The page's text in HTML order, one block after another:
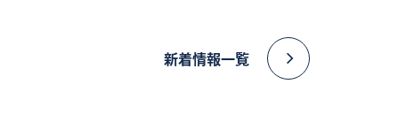
新着情報一覧